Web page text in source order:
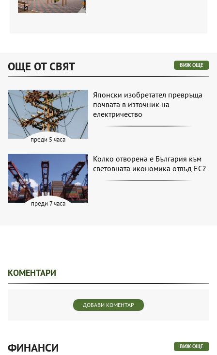
ОЩЕ ОТ СВЯТ ВИЖ ОЩЕ
преди 5 часа
Японски изобретател превръща
почвата в източник на
електричество
преди 7 часа
Колко отворена е България към
световната икономика отвъд ЕС?
КОМЕНТАРИ
ДОБАВИ КОМЕНТАР
ФИНАНСИ ВИЖ ОЩЕ